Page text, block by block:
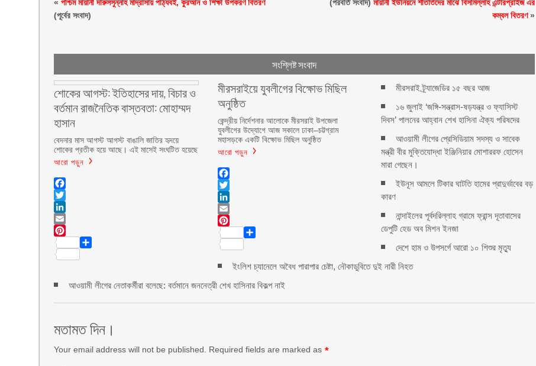
«পশ্চিম মায়ানী দারুসসুন্নাহ মাদ্রাসায় পাঠ্যবই, কুরআন ও শিক্ষা উপকরণ বিতরণ
(পূর্বের সংবাদ)
(পরবর্তি সংবাদ)মায়ানী ইউনিয়নে শীতার্তদের মাঝে বিসমিল্লাহ এন্টারপ্রাইজ এর
কম্বল বিতরণ»
সংশ্লিষ্ট সংবাদ
শোকের আগস্ট: ইতিহাসের দায়, বিচার ও
বর্তমান রাজনৈতিক বাস্তবতা: মোহাম্মদ
হাসান
বেদনার মাস আগস্ট আগস্ট বাঙালি জাতির হৃদয়ে
শোকের প্রতীক হয়ে আছে। এই মাসেই সংঘটিত হয়েছে
আরো পড়ুন
Facebook
Twitter
LinkedIn
Email
Pinterest
মীরসরাইয়ে যুবলীগের বিক্ষোভ মিছিল
অনুষ্ঠিত
কেন্দ্রীয় নির্দেশনার আলোকে মীরসরাই উপজেলা
যুবলীগের উদ্যোগে আজ সকালে ঢাকা–চট্টগ্রাম
মহাসড়কে একটি বিক্ষোভ মিছিল অনুষ্ঠিত
আরো পড়ুন
Facebook
Twitter
LinkedIn
Email
Pinterest
মীরসরাই ট্র্যাজেডির ১৫ বছর আজ
১৬ জুলাই ‘জঙ্গি-সন্ত্রাস-ষড়যন্ত্র ও ফ্যাসিস্ট
দিবস’ পালনের আহ্বান শেখ হাসিনা ঐক্য পরিষদের
আওয়ামী লীগের প্রেসিডিয়াম সদস্য ও সাবেক
মন্ত্রী বীর মুক্তিযোদ্ধা ইঞ্জিনিয়ার মোশাররফ হোসেন
মারা গেছেন।
ইউনূস আমলে টিকার ঘাটতি হামের প্রাদুর্ভাবের বড়
কারণ
নান্দাইলের পূর্বদরিল্লাহ গ্রামে ফ্রান্স দূতাবাসের
ডেপুটি হেড অব মিশন ইনজা
দেশে হাম ও উপসর্গে আরো ১০ শিশুর মৃত্যু
ইংলিশ চ্যানেলে অবৈধ পারাপার চেষ্টা, নৌকাডুবিতে দুই নারী নিহত
আওয়ামী লীগের নেতাকর্মীরা বলেছে: বর্তমানে জননেত্রী শেখ হাসিনার বিকল্প নাই
মতামত দিন।
Your email address will not be published. Required fields are marked as *